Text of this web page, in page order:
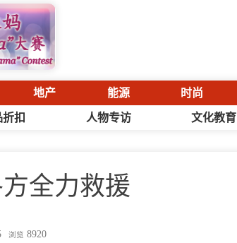
地产 能源 时尚
扣 人物专访 文化教育
全力救援
浏览 8920